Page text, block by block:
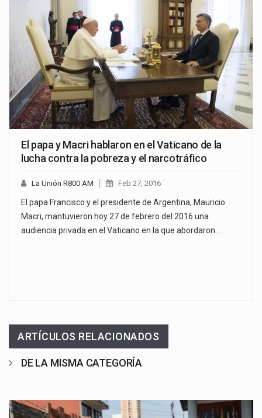
El papa y Macri hablaron en el Vaticano de la
lucha contra la pobreza y el narcotráfico
La Unión R800 AM Feb 27, 2016
El papa Francisco y el presidente de Argentina, Mauricio
Macri, mantuvieron hoy 27 de febrero del 2016 una
audiencia privada en el Vaticano en la que abordaron…
ARTÍCULOS RELACIONADOS
DE LA MISMA CATEGORÍA